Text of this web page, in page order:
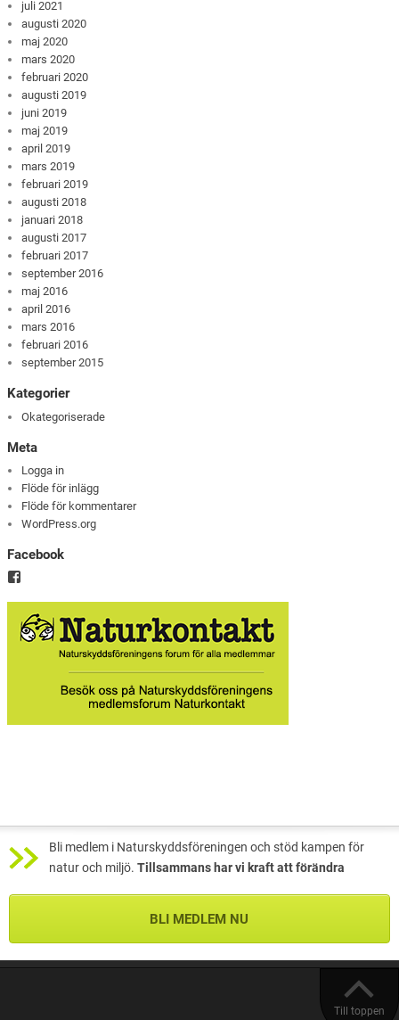
juli 2021
augusti 2020
maj 2020
mars 2020
februari 2020
augusti 2019
juni 2019
maj 2019
april 2019
mars 2019
februari 2019
augusti 2018
januari 2018
augusti 2017
februari 2017
september 2016
maj 2016
april 2016
mars 2016
februari 2016
september 2015
Kategorier
Okategoriserade
Meta
Logga in
Flöde för inlägg
Flöde för kommentarer
WordPress.org
Facebook
Bli medlem i Naturskyddsföreningen och stöd kampen för
natur och miljö. Tillsammans har vi kraft att förändra
BLI MEDLEM NU
Till toppen